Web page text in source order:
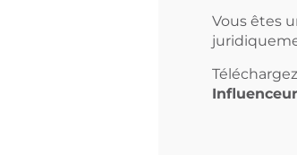
Vous êtes
Influenceur